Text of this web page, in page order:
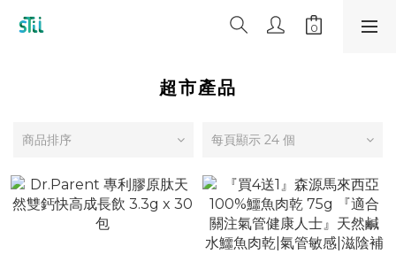
超市產品
商品排序 每頁顯示 24 個